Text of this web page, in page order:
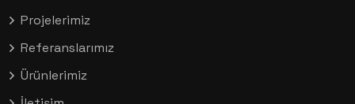
Projelerimiz
Referanslarımız
Ürünlerimiz